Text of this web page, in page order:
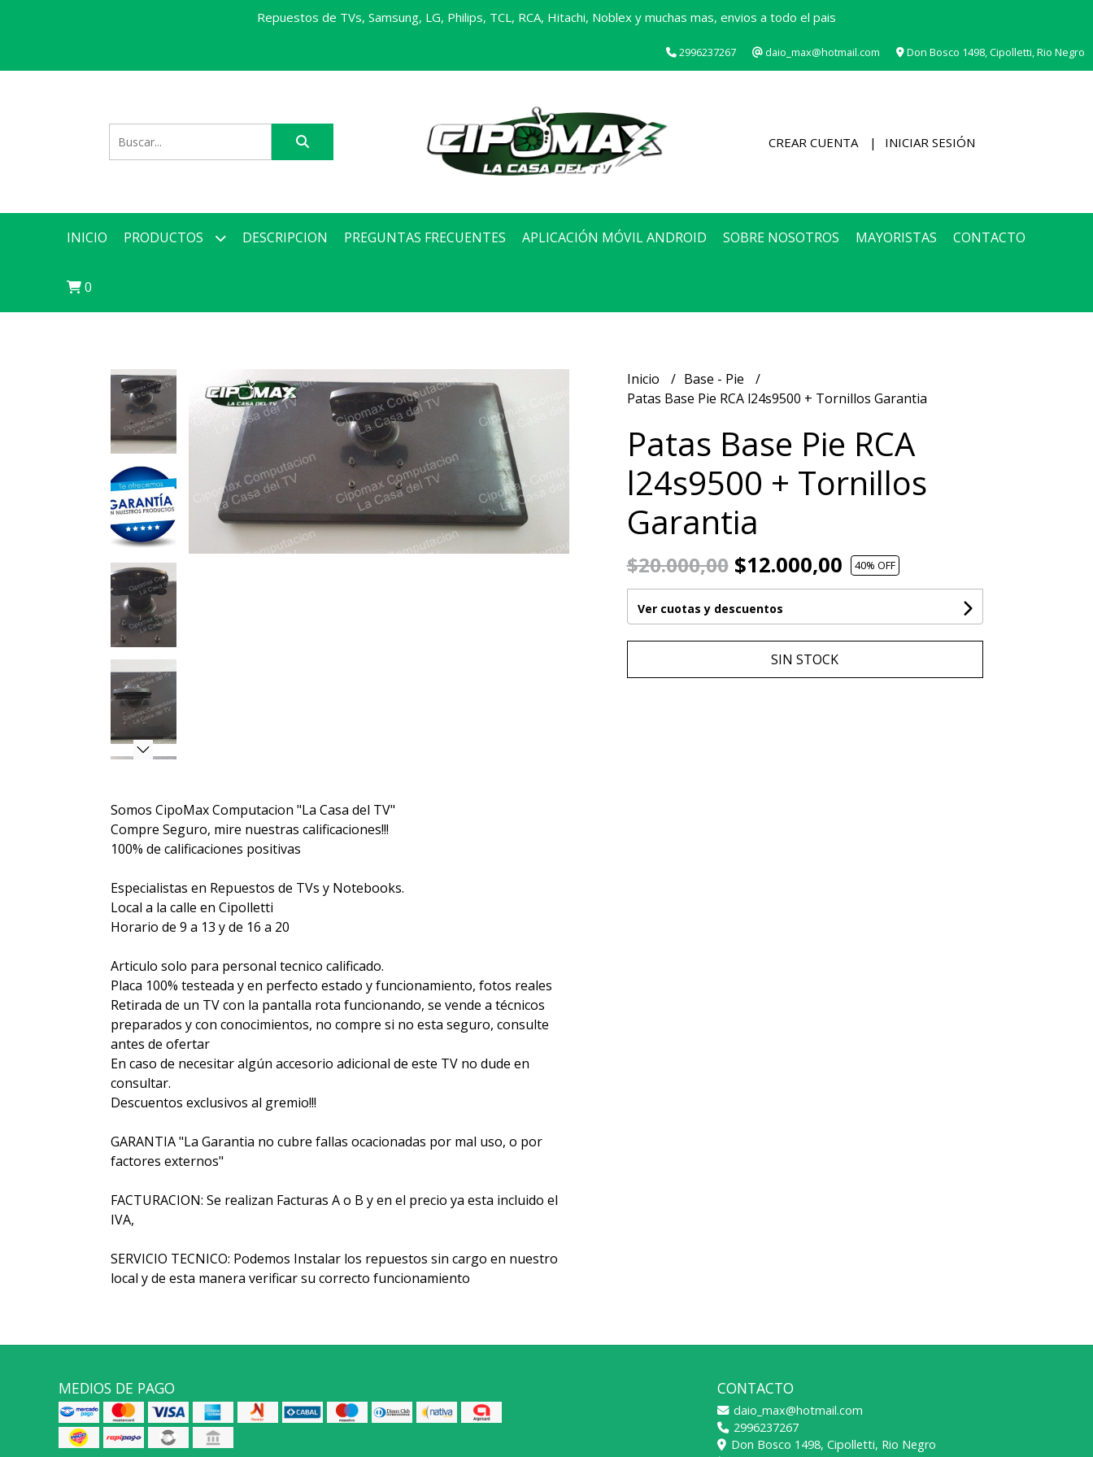
Repuestos de TVs, Samsung, LG, Philips, TCL, RCA, Hitachi, Noblex y muchas mas, envios a todo el pais
2996237267 daio_max@hotmail.com Don Bosco 1498, Cipolletti, Rio Negro
CREAR CUENTA INICIAR SESIÓN
INICIO PRODUCTOS DESCRIPCION PREGUNTAS FRECUENTES APLICACIÓN MÓVIL ANDROID SOBRE NOSOTROS MAYORISTAS CONTACTO
0
Somos CipoMax Computacion "La Casa del TV"
Compre Seguro, mire nuestras calificaciones!!!
100% de calificaciones positivas
Especialistas en Repuestos de TVs y Notebooks.
Local a la calle en Cipolletti
Horario de 9 a 13 y de 16 a 20
Articulo solo para personal tecnico calificado.
Placa 100% testeada y en perfecto estado y funcionamiento, fotos reales
Retirada de un TV con la pantalla rota funcionando, se vende a técnicos
preparados y con conocimientos, no compre si no esta seguro, consulte
antes de ofertar
En caso de necesitar algún accesorio adicional de este TV no dude en
consultar.
Descuentos exclusivos al gremio!!!
GARANTIA "La Garantia no cubre fallas ocacionadas por mal uso, o por
factores externos"
FACTURACION: Se realizan Facturas A o B y en el precio ya esta incluido el
IVA,
SERVICIO TECNICO: Podemos Instalar los repuestos sin cargo en nuestro
local y de esta manera verificar su correcto funcionamiento
Inicio
Base - Pie
Patas Base Pie RCA l24s9500 + Tornillos Garantia
Patas Base Pie RCA
l24s9500 + Tornillos
Garantia
$20.000,00$12.000,00 40% OFF
Ver cuotas y descuentos
SIN STOCK
MEDIOS DE PAGO CONTACTO
daio_max@hotmail.com
2996237267
Don Bosco 1498, Cipolletti, Rio Negro